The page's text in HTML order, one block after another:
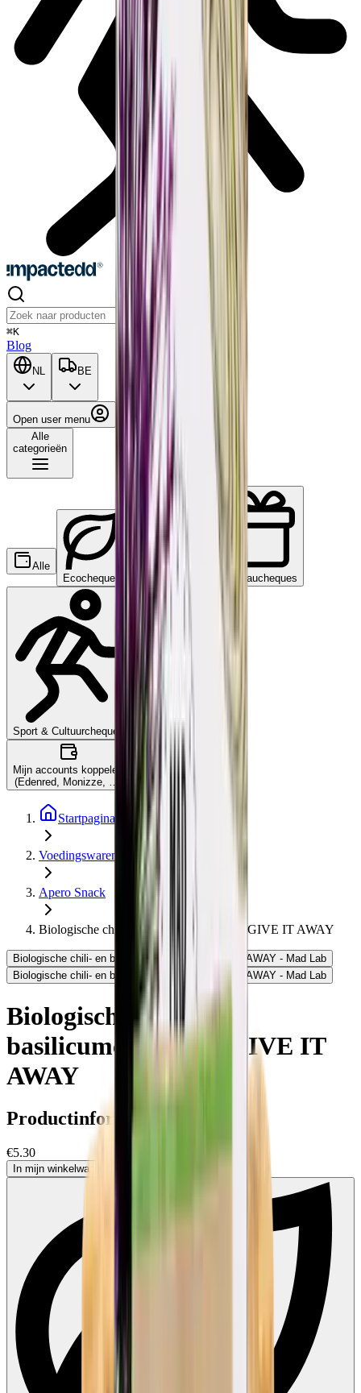
⌘K
Blog
NL BE
Open user menu
Winkelwagen
Alle
categorieën
Alle
Ecocheques
Maaltijdcheques Cadeaucheques
Sport & Cultuurcheques
Wat is dit?
Mijn accounts koppelen
(Edenred, Monizze, …)
Startpagina
Voedingswaren
Apero Snack
Biologische chili- en basilicumcrackers - GIVE IT AWAY
Biologische chili- en basilicumcrackers - GIVE IT AWAY - Mad Lab
Biologische chili- en basilicumcrackers - GIVE IT AWAY - Mad Lab
Biologische chili- en
basilicumcrackers - GIVE IT
AWAY
Productinformatie
€5.30
In mijn winkelwagen